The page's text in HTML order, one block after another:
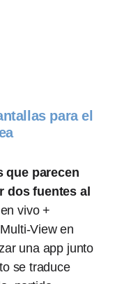
para el
que parecen
dos fuentes al
vivo +
View en
una app junto
se traduce